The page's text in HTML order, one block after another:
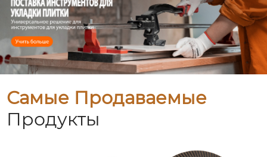
Самые Продаваемые
Продукты